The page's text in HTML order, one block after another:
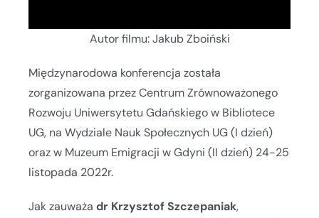
Autor filmu: Jakub Zboiński
Międzynarodowa konferencja została
zorganizowana przez Centrum Zrównoważonego
Rozwoju Uniwersytetu Gdańskiego w Bibliotece
UG, na Wydziale Nauk Społecznych UG (I dzień)
oraz w Muzeum Emigracji w Gdyni (II dzień) 24-25
listopada 2022r.
Jak zauważa dr Krzysztof Szczepaniak,